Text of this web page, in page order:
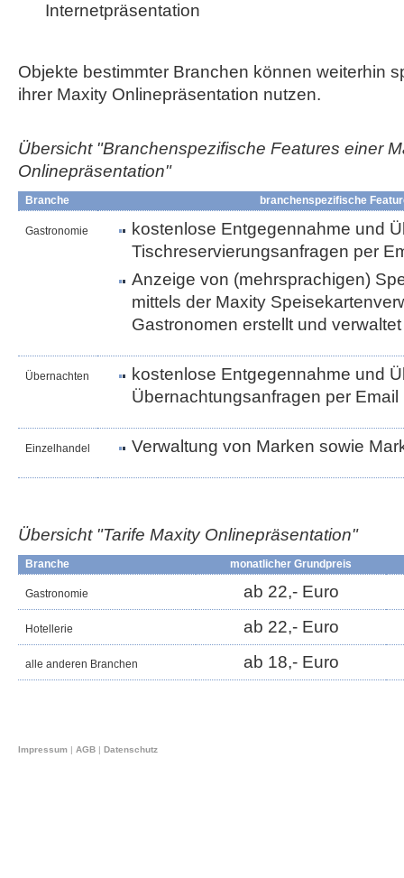
Internetpräsentation
Objekte bestimmter Branchen können weiterhin
ihrer Maxity Onlinepräsentation nutzen.
Übersicht "Branchenspezifische Features einer
Onlinepräsentation"
Branche branchenspezifische
Gastronomie
kostenlose Entgegennahme und
Tischreservierungsanfragen per
Anzeige von (mehrsprachigen)
mittels der Maxity
Gastronomen erstellt und
Übernachten
kostenlose Entgegennahme und
Übernachtungsanfragen per
Einzelhandel Verwaltung von Marken sowie
Übersicht "Tarife Maxity Onlinepräsentation"
Branche monatlicher Grundpreis
Gastronomie ab 22,- Euro
Hotellerie ab 22,- Euro
alle anderen Branchen ab 18,- Euro
Impressum | AGB | Datenschutz